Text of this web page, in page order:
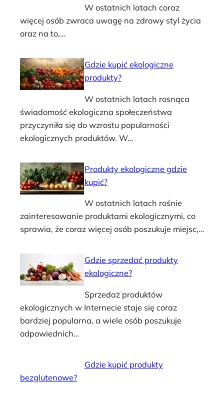
W ostatnich latach coraz
więcej osób zwraca uwagę na zdrowy styl życia
oraz na to,…
Gdzie kupić ekologiczne
produkty?
W ostatnich latach rosnąca
świadomość ekologiczna społeczeństwa
przyczyniła się do wzrostu popularności
ekologicznych produktów. W…
Produkty ekologiczne gdzie
kupić?
W ostatnich latach rośnie
zainteresowanie produktami ekologicznymi, co
sprawia, że coraz więcej osób poszukuje miejsc,…
Gdzie sprzedać produkty
ekologiczne?
Sprzedaż produktów
ekologicznych w Internecie staje się coraz
bardziej popularna, a wiele osób poszukuje
odpowiednich…
Gdzie kupić produkty
bezglutenowe?